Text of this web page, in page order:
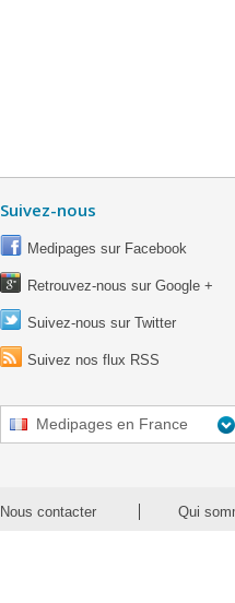
Suivez-nous
Medipages sur Facebook
Retrouvez-nous sur Google +
Suivez-nous sur Twitter
Suivez nos flux RSS
Medipages en France
Nous contacter Qui